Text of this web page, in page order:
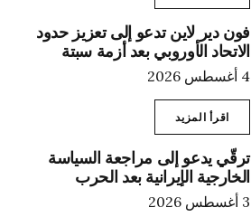
فون دير لاين تدعو إلى تعزيز حدود
الاتحاد الأوروبي بعد أزمة سبتة
4 أغسطس 2026
اقرأ المزيد
ترقّي يدعو إلى مراجعة السياسة
الخارجية الإيرانية بعد الحرب
3 أغسطس 2026